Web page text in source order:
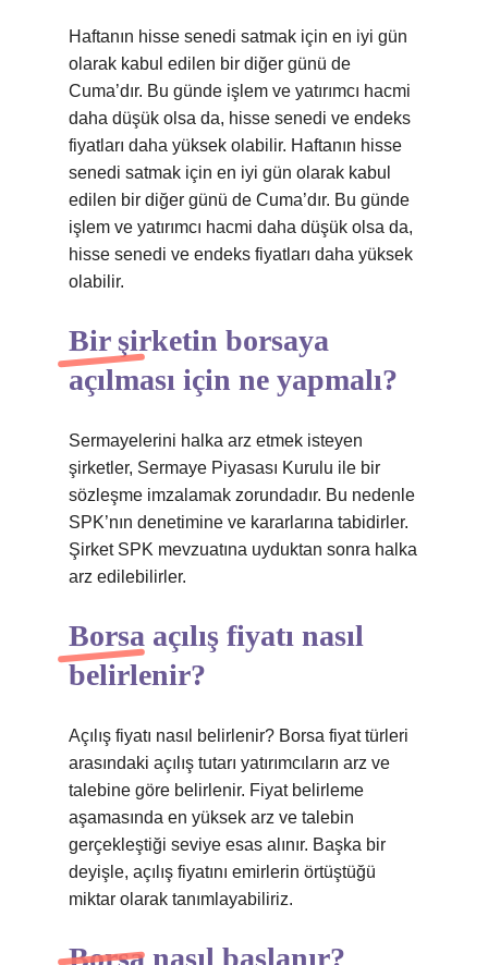
Haftanın hisse senedi satmak için en iyi gün
olarak kabul edilen bir diğer günü de
Cuma’dır. Bu günde işlem ve yatırımcı hacmi
daha düşük olsa da, hisse senedi ve endeks
fiyatları daha yüksek olabilir. Haftanın hisse
senedi satmak için en iyi gün olarak kabul
edilen bir diğer günü de Cuma’dır. Bu günde
işlem ve yatırımcı hacmi daha düşük olsa da,
hisse senedi ve endeks fiyatları daha yüksek
olabilir.
Bir şirketin borsaya
açılması için ne yapmalı?
Sermayelerini halka arz etmek isteyen
şirketler, Sermaye Piyasası Kurulu ile bir
sözleşme imzalamak zorundadır. Bu nedenle
SPK’nın denetimine ve kararlarına tabidirler.
Şirket SPK mevzuatına uyduktan sonra halka
arz edilebilirler.
Borsa açılış fiyatı nasıl
belirlenir?
Açılış fiyatı nasıl belirlenir? Borsa fiyat türleri
arasındaki açılış tutarı yatırımcıların arz ve
talebine göre belirlenir. Fiyat belirleme
aşamasında en yüksek arz ve talebin
gerçekleştiği seviye esas alınır. Başka bir
deyişle, açılış fiyatını emirlerin örtüştüğü
miktar olarak tanımlayabiliriz.
Borsa nasıl başlanır?